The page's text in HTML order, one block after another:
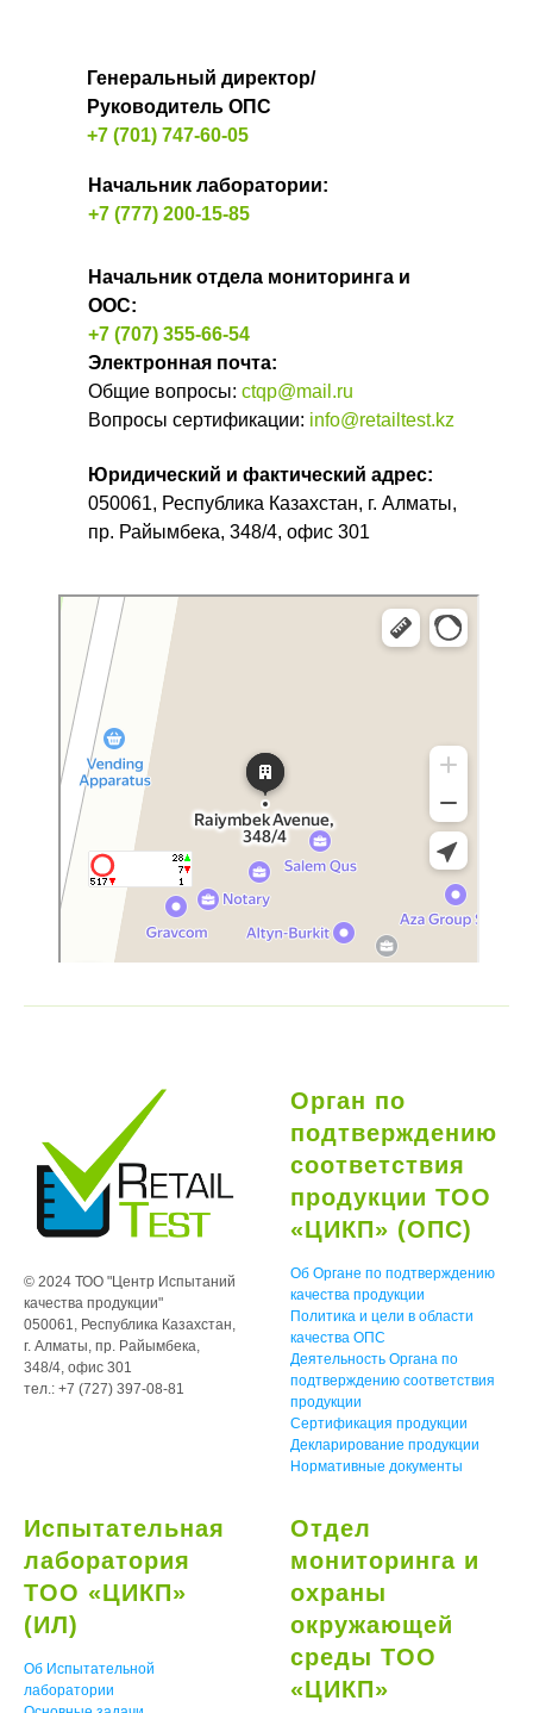
Электронная почта:
Общие вопросы: ctqp@mail.ru
Вопросы сертификации: info@retailtest.kz
Юридический и фактический адрес:
050061, Республика Казахстан, г. Алматы,
пр. Райымбека, 348/4, офис 301
Генеральный директор/
Руководитель ОПС
+7 (701) 747-60-05
Начальник лаборатории:
+7 (777) 200-15-85
Начальник отдела мониторинга и
ООС:
+7 (707) 355-66-54
© 2024 ТОО "Центр Испытаний
качества продукции"
050061, Республика Казахстан,
г. Алматы, пр. Райымбека,
348/4, офис 301
тел.: +7 (727) 397-08-81
Орган по
подтверждению
соответствия
продукции ТОО
«ЦИКП» (ОПС)
Об Органе по подтверждению
качества продукции
Политика и цели в области
качества ОПС
Деятельность Органа по
подтверждению соответствия
продукции
Сертификация продукции
Декларирование продукции
Нормативные документы
Испытательная
лаборатория
ТОО «ЦИКП»
(ИЛ)
Об Испытательной
лаборатории
Отдел
мониторинга и
охраны
окружающей
среды ТОО
«ЦИКП»